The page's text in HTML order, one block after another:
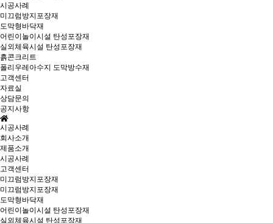
시공사례
미끄럼방지포장재
도막형바닥재
어린이놀이시설 탄성포장재
실외체육시설 탄성포장재
흙콘크리트
폴리우레아수지 도막방수재
고객센터
자료실
상담문의
공지사항
시공사례
회사소개
제품소개
시공사례
고객센터
미끄럼방지포장재
미끄럼방지포장재
도막형바닥재
어린이놀이시설 탄성포장재
실외체육시설 탄성포장재